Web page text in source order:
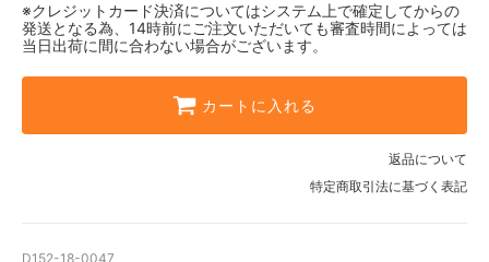
※クレジットカード決済についてはシステム上で確定してからの
発送となる為、14時前にご注文いただいても審査時間によっては
当日出荷に間に合わない場合がございます。
カートに入れる
返品について
特定商取引法に基づく表記
D152-18-0047